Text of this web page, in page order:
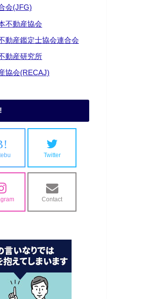
会(JFG)
不動産協会
動産鑑定士協会連合会
動産研究所
協会(RECAJ)
Twitter
Contact